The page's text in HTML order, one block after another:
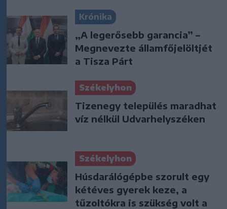
Krónika
„A legerősebb garancia” –
Megnevezte államfőjelöltjét
a Tisza Párt
Székelyhon
Tizenegy település maradhat
víz nélkül Udvarhelyszéken
Székelyhon
Húsdarálógépbe szorult egy
kétéves gyerek keze, a
tűzoltókra is szükség volt a